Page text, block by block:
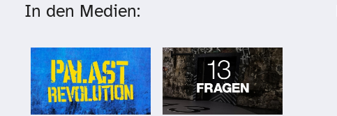
In den Medien: